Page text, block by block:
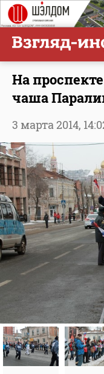
На
чаша
3 марта 2014,